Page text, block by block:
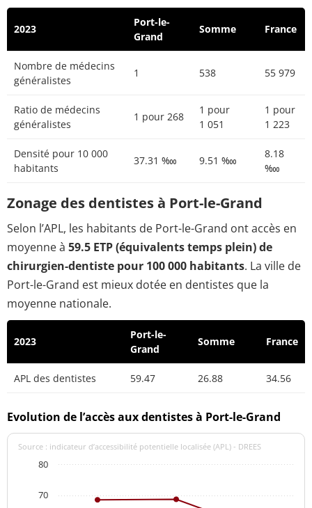
2023
Port-le-
Grand
Somme France
Nombre de médecins
généralistes
1 538 55 979
Ratio de médecins
généralistes
1 pour 268
1 pour
1 051
1 pour
1 223
Densité pour 10 000
habitants
37.31 ‱ 9.51 ‱
8.18
‱
Zonage des dentistes à Port-le-Grand
Selon l’APL, les habitants de Port-le-Grand ont accès en
moyenne à 59.5 ETP (équivalents temps plein) de
chirurgien-dentiste pour 100 000 habitants. La ville de
Port-le-Grand est mieux dotée en dentistes que la
moyenne nationale.
2023
Port-le-
Grand
Somme France
APL des dentistes 59.47 26.88 34.56
Evolution de l’accès aux dentistes à Port-le-Grand
Source : indicateur d’accessibilité potentielle localisée (APL) - DREES
70
80